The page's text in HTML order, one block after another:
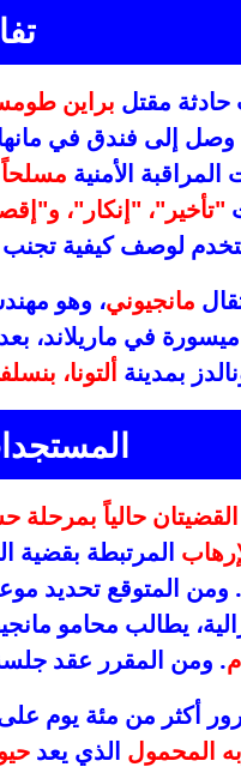
مقتل براين
وصل إلى فندق في
الأمنية مسلحاً
"تأخير"، "إنكار"،
لوصف كيفية تجنب
مانجيوني، وهو
ميسورة في ماريلاند،
بمدينة ألتونا،
القضيتان حالياً بمرحلة
المرتبطة بقضية
. ومن المتوقع تحديد
يطالب محامو
. ومن المقرر عقد
أكثر من مئة يوم
المحمول الذي يعد